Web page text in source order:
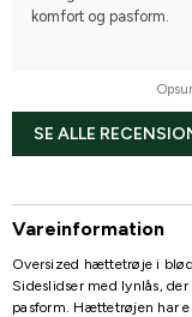
komfort og pasform.
SE ALLE
Vareinformation
Oversized hættetrøje i
Sideslidser med lynlås,
pasform. Hættetrøjen har